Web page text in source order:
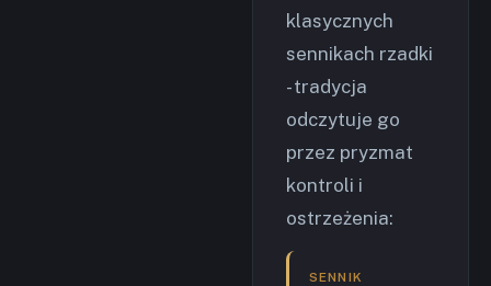
klasycznych
sennikach rzadki
- tradycja
odczytuje go
przez pryzmat
kontroli i
ostrzeżenia:
SENNIK